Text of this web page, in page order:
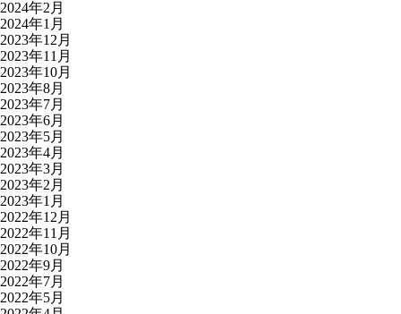
2024年2月
2024年1月
2023年12月
2023年11月
2023年10月
2023年8月
2023年7月
2023年6月
2023年5月
2023年4月
2023年3月
2023年2月
2023年1月
2022年12月
2022年11月
2022年10月
2022年9月
2022年7月
2022年5月